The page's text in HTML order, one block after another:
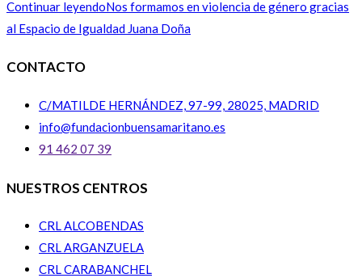
Continuar leyendoNos formamos en violencia de género gracias
al Espacio de Igualdad Juana Doña
CONTACTO
C/MATILDE HERNÁNDEZ, 97-99, 28025, MADRID
info@fundacionbuensamaritano.es
91 462 07 39
NUESTROS CENTROS
CRL ALCOBENDAS
CRL ARGANZUELA
CRL CARABANCHEL